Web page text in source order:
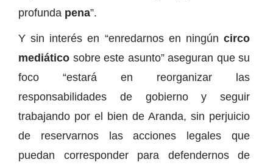
profunda pena”.
Y sin interés en “enredarnos en ningún circo
mediático sobre este asunto” aseguran que su
foco “estará en reorganizar las
responsabilidades de gobierno y seguir
trabajando por el bien de Aranda, sin perjuicio
de reservarnos las acciones legales que
puedan corresponder para defendernos de